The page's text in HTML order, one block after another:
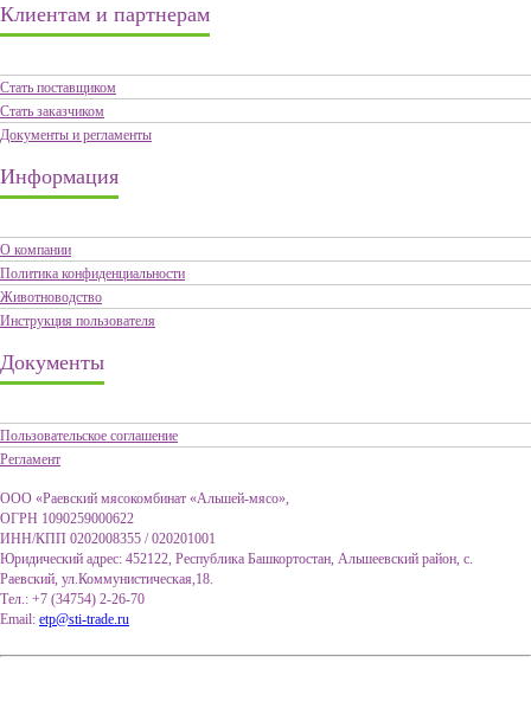
Клиентам и партнерам
Стать поставщиком
Стать заказчиком
Документы и регламенты
Информация
О компании
Политика конфиденциальности
Животноводство
Инструкция пользователя
Документы
Пользовательское соглашение
Регламент
ООО «Раевский мясокомбинат «Альшей-мясо»,
ОГРН 1090259000622
ИНН/КПП 0202008355 / 020201001
Юридический адрес: 452122, Республика Башкортостан, Альшеевский район, с.
Раевский, ул.Коммунистическая,18.
Тел.: +7 (34754) 2-26-70
Email: etp@sti-trade.ru